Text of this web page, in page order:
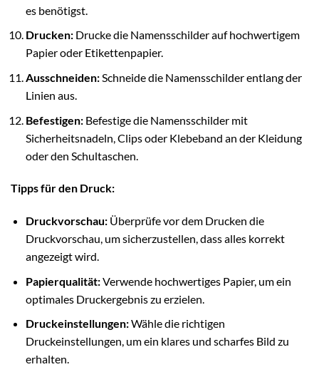
es benötigst.
Drucken:Drucke die Namensschilder auf hochwertigem
Papier oder Etikettenpapier.
Ausschneiden:Schneide die Namensschilder entlang der
Linien aus.
Befestigen:Befestige die Namensschilder mit
Sicherheitsnadeln, Clips oder Klebeband an der Kleidung
oder den Schultaschen.
Tipps für den Druck:
Druckvorschau:Überprüfe vor dem Drucken die
Druckvorschau, um sicherzustellen, dass alles korrekt
angezeigt wird.
Papierqualität:Verwende hochwertiges Papier, um ein
optimales Druckergebnis zu erzielen.
Druckeinstellungen:Wähle die richtigen
Druckeinstellungen, um ein klares und scharfes Bild zu
erhalten.